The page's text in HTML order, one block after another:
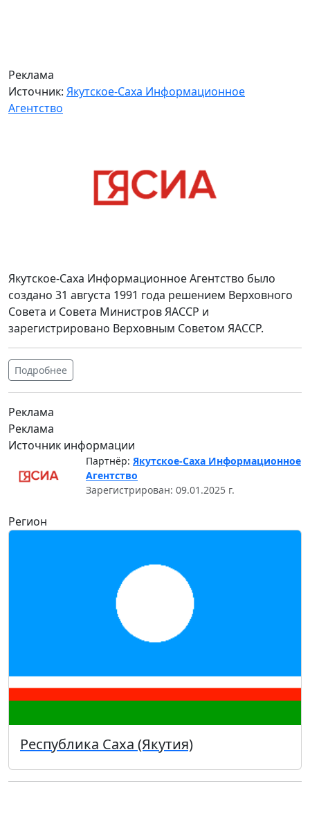
Реклама
Источник: Якутское-Саха Информационное
Агентство
Якутское-Саха Информационное Агентство было
создано 31 августа 1991 года решением Верховного
Совета и Совета Министров ЯАССР и
зарегистрировано Верховным Советом ЯАССР.
Подробнее
Реклама
Реклама
Источник информации
Партнёр: Якутское-Саха Информационное
Агентство
Зарегистрирован: 09.01.2025 г.
Регион
Республика Саха (Якутия)